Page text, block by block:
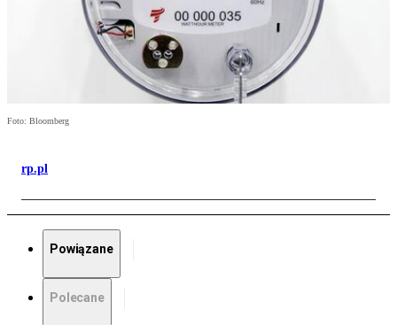
Foto: Bloomberg
rp.pl
Powiązane
Polecane